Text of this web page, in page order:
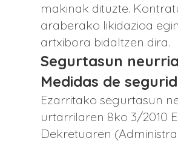
makinak dituzte.
araberako likidazioa
artxibora bidaltzen dira.
Segurtasun
Medidas de
Ezarritako segurtasun
urtarrilaren 8ko 3/2010
Dekretuaren